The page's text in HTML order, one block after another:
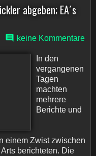
abgeben; EA´s
keine Kommentare
In den
vergangenen
Tagen
machten
mehrere
Berichte und
einem Zwist zwischen
berichteten. Die